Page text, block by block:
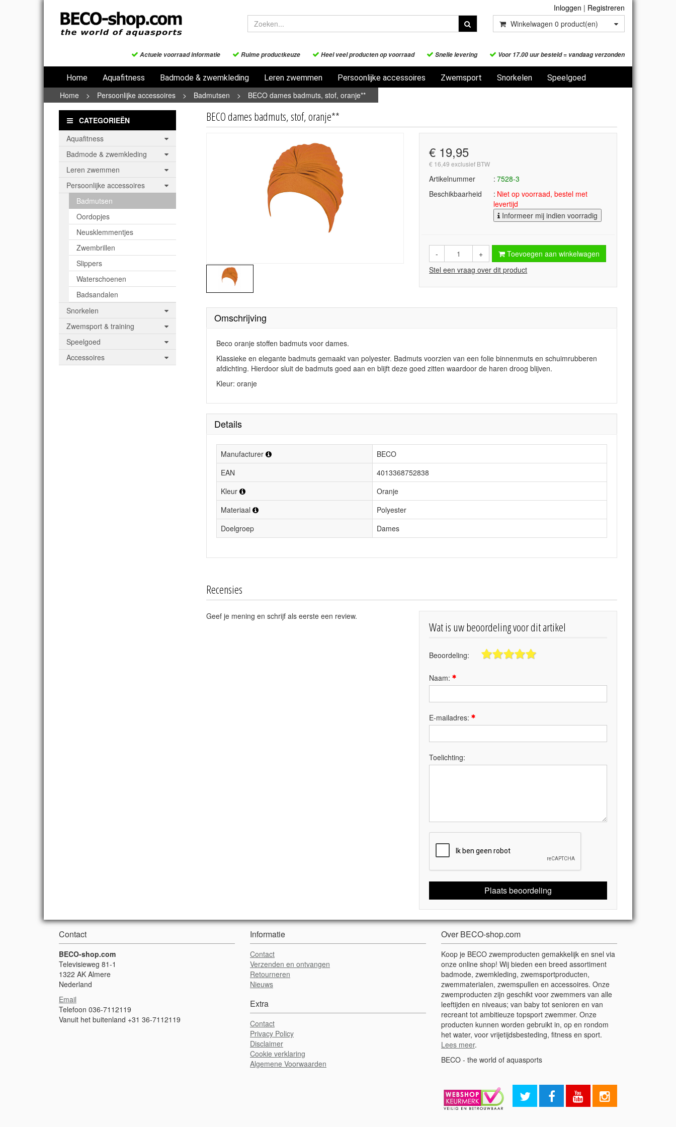
Inloggen | Registreren
Winkelwagen 0 product(en)
Actuele voorraad informatie Ruime productkeuze Heel veel producten op voorraad Snelle levering Voor 17.00 uur besteld = vandaag verzonden
Home Aquafitness Badmode & zwemkleding Leren zwemmen Persoonlijke accessoires Zwemsport Snorkelen Speelgoed
Home > Persoonlijke accessoires > Badmutsen > BECO dames badmuts, stof, oranje**
CATEGORIEËN
Aquafitness
Badmode & zwemkleding
Leren zwemmen
Persoonlijke accessoires
Badmutsen
Oordopjes
Neusklemmentjes
Zwembrillen
Slippers
Waterschoenen
Badsandalen
Snorkelen
Zwemsport & training
Speelgoed
Accessoires
BECO dames badmuts, stof, oranje**
€ 19,95
€ 16,49 exclusief BTW
Artikelnummer
7528-3
Beschikbaarheid
Niet op voorraad, bestel met
levertijd
Informeer mij indien voorradig
- +
Toevoegen aan winkelwagen
Stel een vraag over dit product
Omschrijving
Beco oranje stoffen badmuts voor dames.
Klassieke en elegante badmuts gemaakt van polyester. Badmuts voorzien van een folie binnenmuts en schuimrubberen
afdichting. Hierdoor sluit de badmuts goed aan en blijft deze goed zitten waardoor de haren droog blijven.
Kleur: oranje
Details
Manufacturer
BECO
EAN
4013368752838
Kleur
Oranje
Materiaal
Polyester
Doelgroep
Dames
Recensies
Geef je mening en schrijf als eerste een review.
Wat is uw beoordeling voor dit artikel
Beoordeling:
Naam:
E-mailadres:
Toelichting:
Plaats beoordeling
Contact
BECO-shop.com
Televisieweg 81-1
1322 AK Almere
Nederland
Email
Telefoon 036-7112119
Vanuit het buitenland +31 36-7112119
Informatie
Contact
Verzenden en ontvangen
Retourneren
Nieuws
Extra
Contact
Privacy Policy
Disclaimer
Cookie verklaring
Algemene Voorwaarden
Over BECO-shop.com
Koop je BECO zwemproducten gemakkelijk en snel via
onze online shop! Wij bieden een breed assortiment
badmode, zwemkleding, zwemsportproducten,
zwemmaterialen, zwemspullen en accessoires. Onze
zwemproducten zijn geschikt voor zwemmers van alle
leeftijden en niveaus; van baby tot senioren en van
recreant tot ambitieuze topsport zwemmer. Onze
producten kunnen worden gebruikt in, op en rondom
het water, voor vrijetijdsbesteding, fitness en sport.
Lees meer.
BECO - the world of aquasports